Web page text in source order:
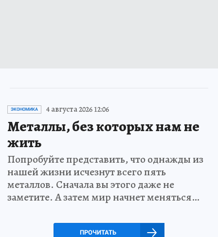
ЭКОНОМИКА 4 августа 2026 12:06
Металлы, без которых нам не
жить
Попробуйте представить, что однажды из
нашей жизни исчезнут всего пять
металлов. Сначала вы этого даже не
заметите. А затем мир начнет меняться…
ПРОЧИТАТЬ